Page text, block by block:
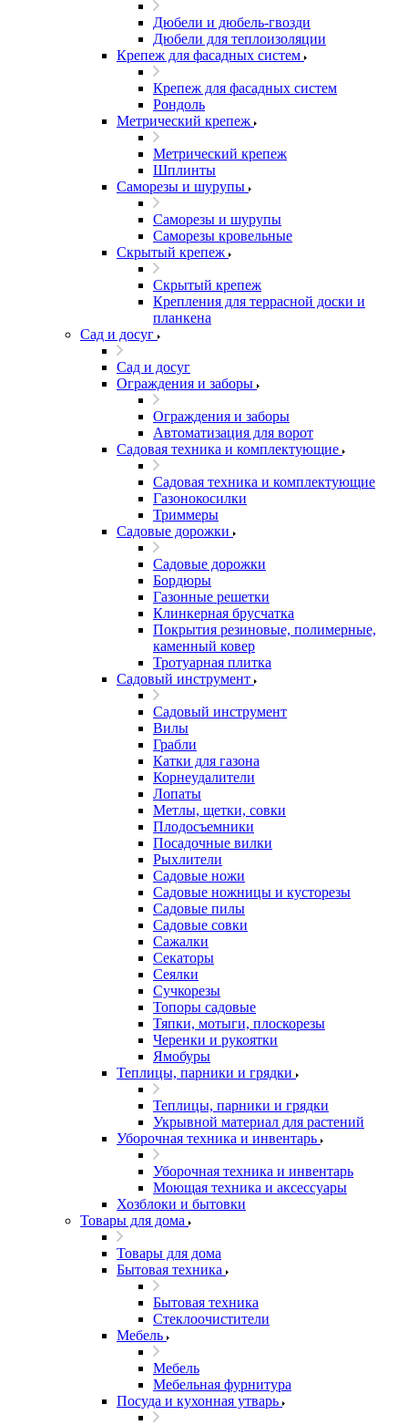
Дюбели и дюбель-гвозди
Дюбели для теплоизоляции
Крепеж для фасадных систем
Крепеж для фасадных систем
Рондоль
Метрический крепеж
Метрический крепеж
Шплинты
Саморезы и шурупы
Саморезы и шурупы
Саморезы кровельные
Скрытый крепеж
Скрытый крепеж
Крепления для террасной доски и
планкена
Сад и досуг
Сад и досуг
Ограждения и заборы
Ограждения и заборы
Автоматизация для ворот
Садовая техника и комплектующие
Садовая техника и комплектующие
Газонокосилки
Триммеры
Садовые дорожки
Садовые дорожки
Бордюры
Газонные решетки
Клинкерная брусчатка
Покрытия резиновые, полимерные,
каменный ковер
Тротуарная плитка
Садовый инструмент
Садовый инструмент
Вилы
Грабли
Катки для газона
Корнеудалители
Лопаты
Метлы, щетки, совки
Плодосъемники
Посадочные вилки
Рыхлители
Садовые ножи
Садовые ножницы и кусторезы
Садовые пилы
Садовые совки
Сажалки
Секаторы
Сеялки
Сучкорезы
Топоры садовые
Тяпки, мотыги, плоскорезы
Черенки и рукоятки
Ямобуры
Теплицы, парники и грядки
Теплицы, парники и грядки
Укрывной материал для растений
Уборочная техника и инвентарь
Уборочная техника и инвентарь
Моющая техника и аксессуары
Хозблоки и бытовки
Товары для дома
Товары для дома
Бытовая техника
Бытовая техника
Стеклоочистители
Мебель
Мебель
Мебельная фурнитура
Посуда и кухонная утварь